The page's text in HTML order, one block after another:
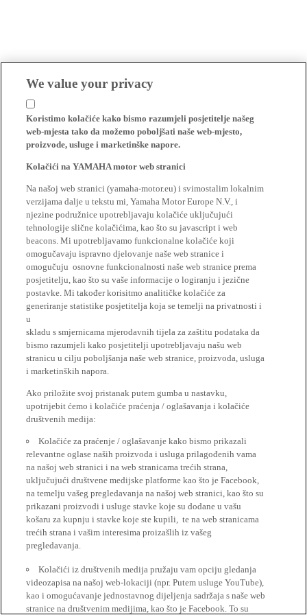
We value your privacy
Koristimo kolačiće kako bismo razumjeli posjetitelje našeg
web-mjesta tako da možemo poboljšati naše web-mjesto,
proizvode, usluge i marketinške napore.
Kolačići na YAMAHA motor web stranici
Na našoj web stranici (yamaha-motor.eu) i svimostalim lokalnim
verzijama dalje u tekstu mi, Yamaha Motor Europe N.V., i
njezine podružnice upotrebljavaju kolačiće uključujući
tehnologije slične kolačićima, kao što su javascript i web
beacons. Mi upotrebljavamo funkcionalne kolačiće koji
omogučavaju ispravno djelovanje naše web stranice i
omogučuju osnovne funkcionalnosti naše web stranice prema
posjetitelju, kao što su vaše informacije o logiranju i jezične
postavke. Mi također korisitmo analitičke kolačiće za
generiranje statistike posjetitelja koja se temelji na privatnosti i
u
skladu s smjernicama mjerodavnih tijela za zaštitu podataka da
bismo razumjeli kako posjetitelji upotrebljavaju našu web
stranicu u cilju poboljšanja naše web stranice, proizvoda, usluga
i marketinških napora.
Ako priložite svoj pristanak putem gumba u nastavku,
upotrijebit ćemo i kolačiće praćenja / oglašavanja i kolačiće
društvenih medija:
Kolačiće za praćenje / oglašavanje kako bismo prikazali
relevantne oglase naših proizvoda i usluga prilagođenih vama
na našoj web stranici i na web stranicama trećih strana,
uključujući društvene medijske platforme kao što je Facebook,
na temelju vašeg pregledavanja na našoj web stranici, kao što su
prikazani proizvodi i usluge stavke koje su dodane u vašu
košaru za kupnju i stavke koje ste kupili, te na web stranicama
trećih strana i vašim interesima proizašlih iz vašeg
pregledavanja.
Kolačići iz društvenih medija pružaju vam opciju gledanja
videozapisa na našoj web-lokaciji (npr. Putem usluge YouTube),
kao i omogućavanje jednostavnog dijeljenja sadržaja s naše web
stranice na društvenim medijima, kao što je Facebook. To su